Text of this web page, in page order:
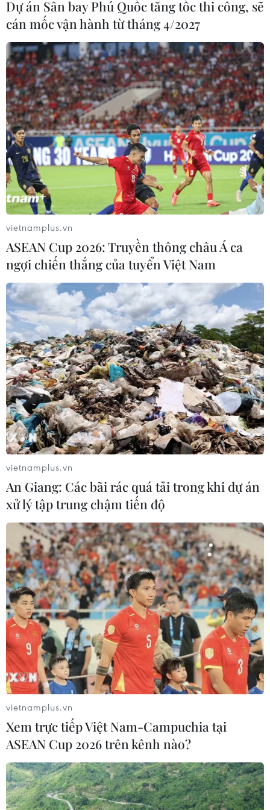
Dự án Sân bay Phú Quốc tăng tốc thi công, sẽ
cán mốc vận hành từ tháng 4/2027
vietnamplus.vn
ASEAN Cup 2026: Truyền thông châu Á ca
ngợi chiến thắng của tuyển Việt Nam
vietnamplus.vn
An Giang: Các bãi rác quá tải trong khi dự án
xử lý tập trung chậm tiến độ
vietnamplus.vn
Xem trực tiếp Việt Nam-Campuchia tại
ASEAN Cup 2026 trên kênh nào?